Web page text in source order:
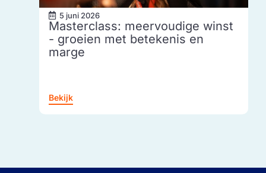
5 juni 2026
Masterclass: meervoudige winst
- groeien met betekenis en
marge
Bekijk